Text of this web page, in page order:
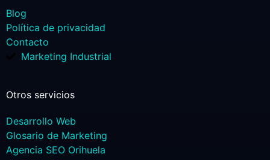
Otros servicios
Desarrollo Web
Glosario de Marketing
Agencia SEO Orihuela
Blog
Política de privacidad
Contacto
Marketing Industrial